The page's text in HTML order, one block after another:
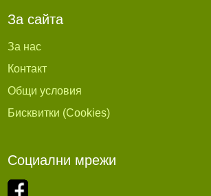
За сайта
За нас
Контакт
Общи условия
Бисквитки (Cookies)
Социални мрежи